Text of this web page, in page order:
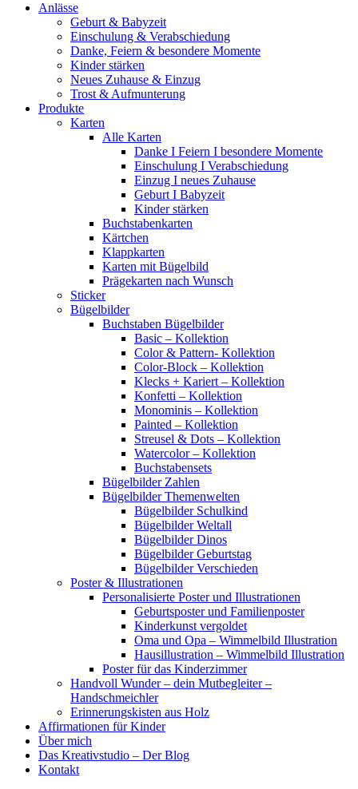
Anlässe
Geburt & Babyzeit
Einschulung & Verabschiedung
Danke, Feiern & besondere Momente
Kinder stärken
Neues Zuhause & Einzug
Trost & Aufmunterung
Produkte
Karten
Alle Karten
Danke I Feiern I besondere Momente
Einschulung I Verabschiedung
Einzug I neues Zuhause
Geburt I Babyzeit
Kinder stärken
Buchstabenkarten
Kärtchen
Klappkarten
Karten mit Bügelbild
Prägekarten nach Wunsch
Sticker
Bügelbilder
Buchstaben Bügelbilder
Basic – Kollektion
Color & Pattern- Kollektion
Color-Block – Kollektion
Klecks + Kariert – Kollektion
Konfetti – Kollektion
Monominis – Kollektion
Painted – Kollektion
Streusel & Dots – Kollektion
Watercolor – Kollektion
Buchstabensets
Bügelbilder Zahlen
Bügelbilder Themenwelten
Bügelbilder Schulkind
Bügelbilder Weltall
Bügelbilder Dinos
Bügelbilder Geburtstag
Bügelbilder Verschieden
Poster & Illustrationen
Personalisierte Poster und Illustrationen
Geburtsposter und Familienposter
Kinderkunst vergoldet
Oma und Opa – Wimmelbild Illustration
Hausillustration – Wimmelbild Illustration
Poster für das Kinderzimmer
Handvoll Wunder – dein Mutbegleiter –
Handschmeichler
Erinnerungskisten aus Holz
Affirmationen für Kinder
Über mich
Das Kreativstudio – Der Blog
Kontakt